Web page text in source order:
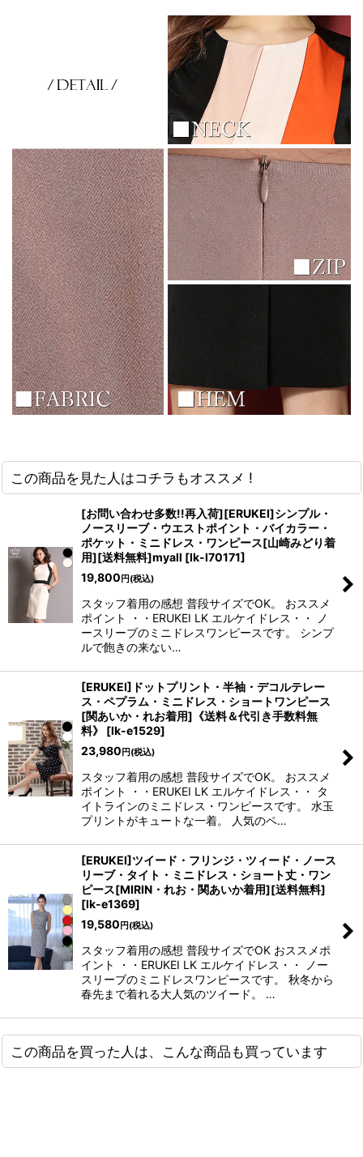
この商品を見た人はコチラもオススメ !
[お問い合わせ多数!!再入荷][ERUKEI]シンプル・
ノースリーブ・ウエストポイント・バイカラー・
ポケット・ミニドレス・ワンピース[山崎みどり着
用][送料無料]myall [lk-l70171]
19,800 円 (税込)
スタッフ着用の感想 普段サイズでOK。 おススメ
ポイント ・・ERUKEI LK エルケイドレス・・ ノ
ースリーブのミニドレスワンピースです。 シンプ
ルで飽きの来ない…
[ERUKEI]ドットプリント・半袖・デコルテレー
ス・ペプラム・ミニドレス・ショートワンピース
[関あいか・れお着用]《送料＆代引き手数料無
料》
[lk-e1529]
23,980 円 (税込)
スタッフ着用の感想 普段サイズでOK。 おススメ
ポイント ・・ERUKEI LK エルケイドレス・・ タ
イトラインのミニドレス・ワンピースです。 水玉
プリントがキュートな一着。 人気のペ…
[ERUKEI]ツイード・フリンジ・ツィード・ノース
リーブ・タイト・ミニドレス・ショート丈・ワン
ピース[MIRIN・れお・関あいか着用][送料無料]
[lk-e1369]
19,580 円 (税込)
スタッフ着用の感想 普段サイズでOK おススメポ
イント ・・ERUKEI LK エルケイドレス・・ ノー
スリーブのミニドレスワンピースです。 秋冬から
春先まで着れる大人気のツイード。 …
この商品を買った人は、こんな商品も買っています